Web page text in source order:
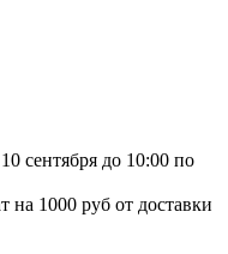
сентября до 10:00 по
на 1000 руб от доставки